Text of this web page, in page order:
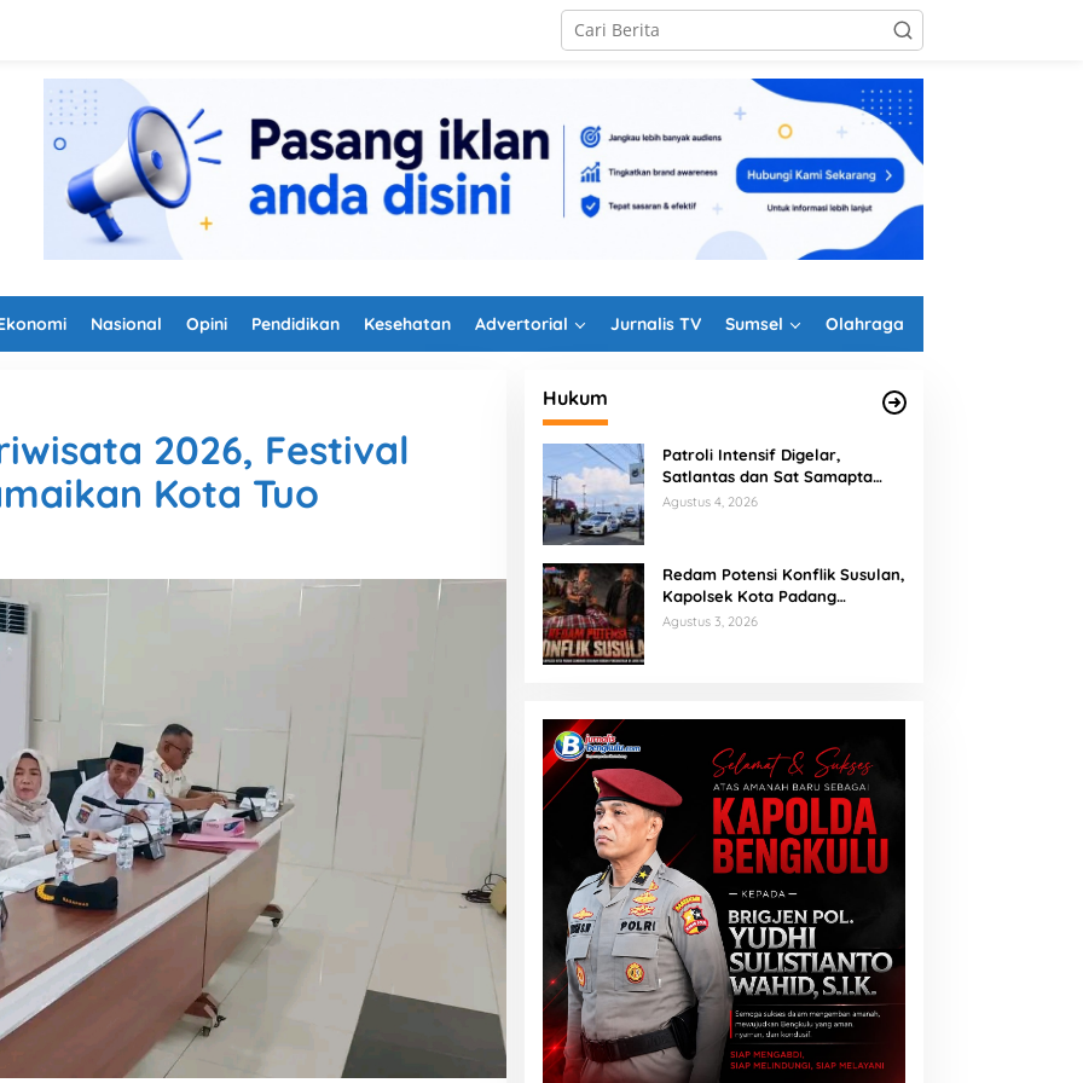
Nasional Opini Pendidikan Kesehatan Advertorial Jurnalis TV Sumsel Olahraga
2026, Festival
Kota Tuo
Hukum
Patroli Intensif Digelar,
Satlantas dan Sat Samapta
Polres Rejang Lebong
Agustus 4, 2026
Redam Potensi Konflik Susulan,
Kapolsek Kota Padang
Sambangi Kediaman Korban
Agustus 3, 2026